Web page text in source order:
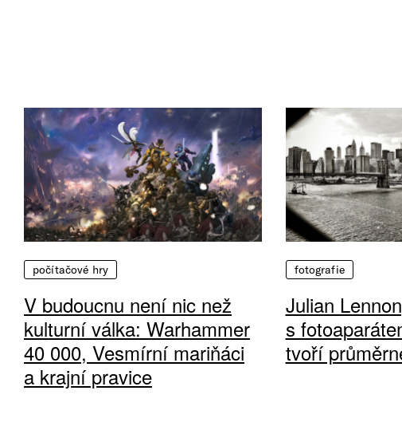
počítačové hry
V budoucnu není nic než
kulturní válka: Warhammer
40 000, Vesmírní mariňáci
a krajní pravice
fotografie
Julian
s
tvoří